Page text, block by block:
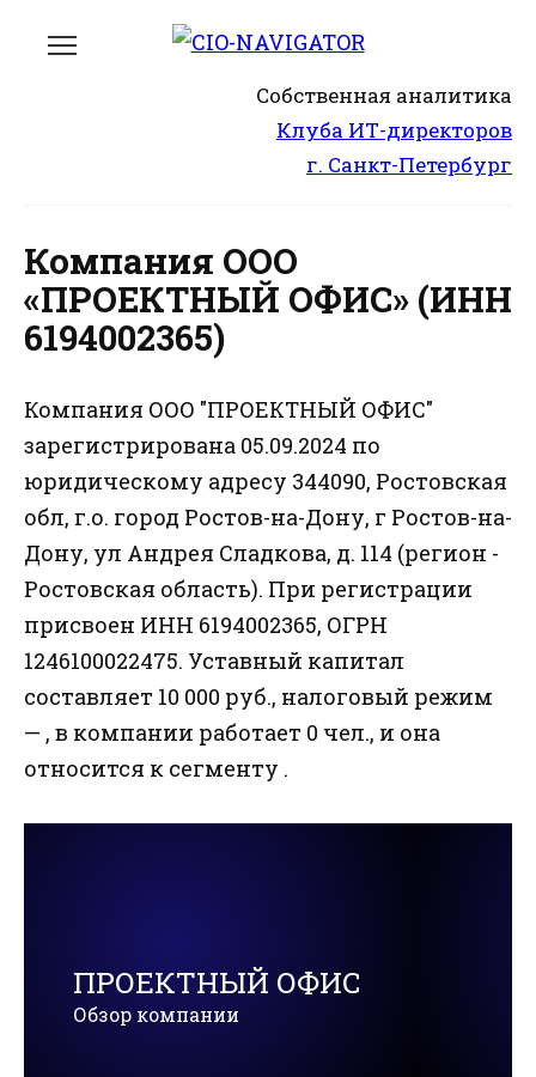
Собственная аналитика
Клуба ИТ-директоров
г. Санкт-Петербург
Компания ООО
«ПРОЕКТНЫЙ ОФИС» (ИНН
6194002365)
Компания ООО "ПРОЕКТНЫЙ ОФИС"
зарегистрирована 05.09.2024 по
юридическому адресу 344090, Ростовская
обл, г.о. город Ростов-на-Дону, г Ростов-на-
Дону, ул Андрея Сладкова, д. 114 (регион -
Ростовская область). При регистрации
присвоен ИНН 6194002365, ОГРН
1246100022475. Уставный капитал
составляет 10 000 руб., налоговый режим
— , в компании работает 0 чел., и она
относится к сегменту .
ПРОЕКТНЫЙ ОФИС
Обзор компании